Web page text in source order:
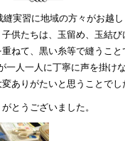
実習に地域の方々がお越
供たちは、玉留め、玉結
ねて、黒い糸等で縫うこと
一人一人に丁寧に声を掛け
ありがたいと思うことでし
とうございました。